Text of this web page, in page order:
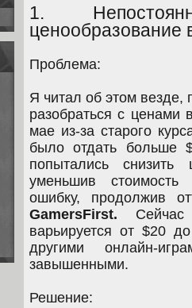
1.
ценообразование
Проблема:
Я читал об этом везде,
разобраться с
мае из-за старого
было отдать больше
попытались
уменьшив
ошибку, продолжив
GamersFirst. Сейчас
варьируется от $20
другими онлайн-
завышенными.
Решение: